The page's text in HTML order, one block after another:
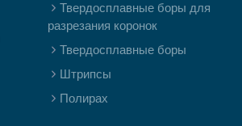
Твердосплавные боры для
разрезания коронок
Твердосплавные боры
Штрипсы
Полирах